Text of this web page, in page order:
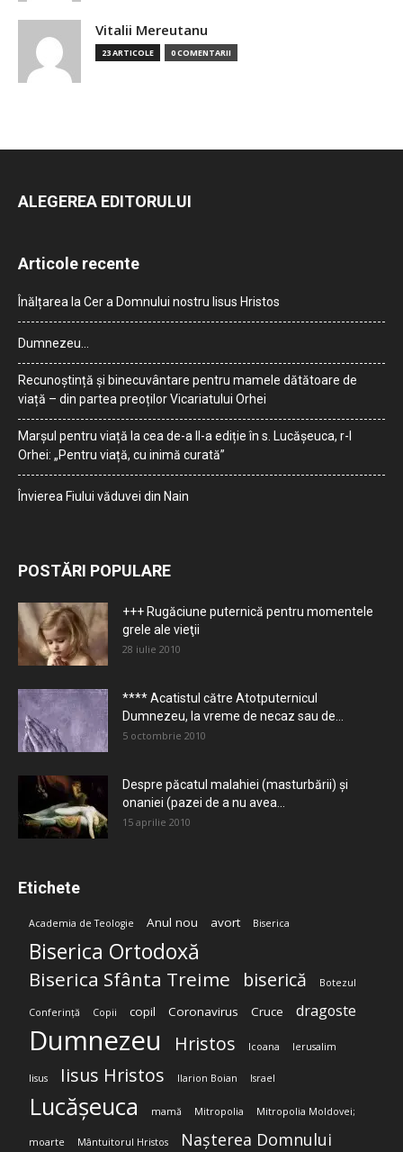
Vitalii Mereutanu
23 ARTICOLE 0 COMENTARII
ALEGEREA EDITORULUI
Articole recente
Înălțarea la Cer a Domnului nostru Iisus Hristos
Dumnezeu…
Recunoștință și binecuvântare pentru mamele dătătoare de
viață – din partea preoților Vicariatului Orhei
Marșul pentru viață la cea de-a II-a ediție în s. Lucășeuca, r-l
Orhei: „Pentru viață, cu inimă curată”
Învierea Fiului văduvei din Nain
POSTĂRI POPULARE
+++ Rugăciune puternică pentru momentele
grele ale vieţii
28 iulie 2010
**** Acatistul către Atotputernicul
Dumnezeu, la vreme de necaz sau de...
5 octombrie 2010
Despre păcatul malahiei (masturbării) şi
onaniei (pazei de a nu avea...
15 aprilie 2010
Etichete
Academia de Teologie Anul nou avort Biserica
Biserica Ortodoxă
Biserica Sfânta Treime biserică Botezul
Conferință Copii copil Coronavirus Cruce dragoste
Dumnezeu Hristos Icoana Ierusalim
Iisus Iisus Hristos Ilarion Boian Israel
Lucășeuca mamă Mitropolia Mitropolia Moldovei;
moarte Mântuitorul Hristos Nașterea Domnului